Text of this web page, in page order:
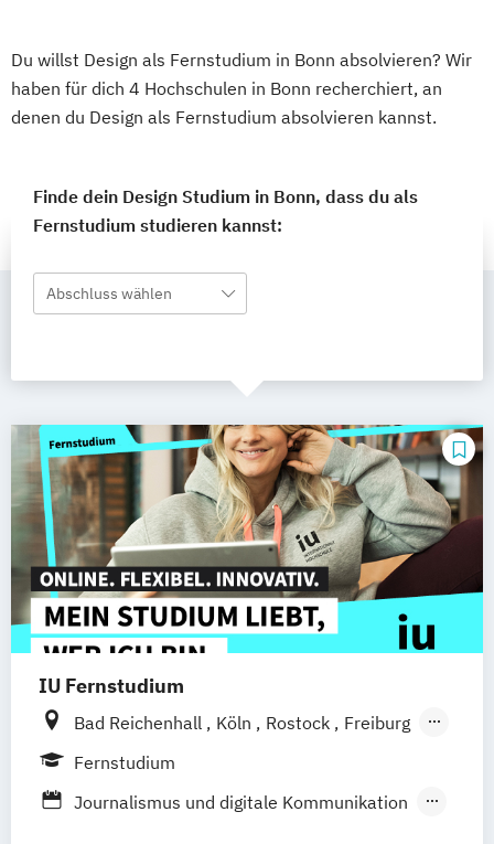
Du willst Design als Fernstudium in Bonn absolvieren? Wir
haben für dich 4 Hochschulen in Bonn recherchiert, an
denen du Design als Fernstudium absolvieren kannst.
Finde dein Design Studium in Bonn, dass du als
Fernstudium studieren kannst:
Abschluss wählen
IU Fernstudium
Bad Reichenhall Köln Rostock
Freiburg
Kiel
Frankfurt am Main
Deggendorf
Karlsruhe Kassel
Fernstudium
Journalismus und digitale Kommunikation